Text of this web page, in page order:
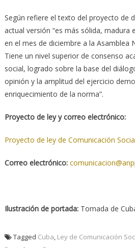
Según refiere el texto del proyecto de
actual versión “es más sólida, madura
en el mes de diciembre a la Asamblea
Tiene un nivel superior de consenso
social, logrado sobre la base del
opinión y la amplitud del ejercicio
enriquecimiento de la norma”.
Proyecto de ley y correo electrónico:
Proyecto de ley de Comunicación
Correo electrónico:
Ilustración de portada:Tomada de
Tagged Cuba Ley de Comunicación